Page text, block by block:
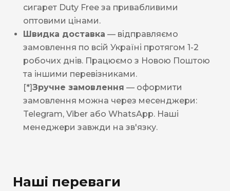
сигарет Duty Free за привабливими
оптовими цінами.
Швидка доставка — відправляємо
замовлення по всій Україні протягом 1-2
робочих днів. Працюємо з Новою Поштою
та іншими перевізниками.
[*]Зручне замовлення — оформити
замовлення можна через месенджери:
Telegram, Viber або WhatsApp. Наші
менеджери завжди на зв'язку.
Наші переваги